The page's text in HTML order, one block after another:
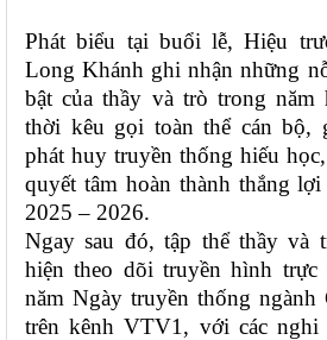
Phát biểu tại buổi lễ, Hiệu
Long Khánh ghi nhận những
bật của thầy và trò trong năm
thời kêu gọi toàn thể cán bộ,
phát huy truyền thống hiếu
quyết tâm hoàn thành thắng
2025 – 2026.
Ngay sau đó, tập thể thầy và
hiện theo dõi truyền hình
năm Ngày truyền thống ngành
trên kênh VTV1, với các nghi